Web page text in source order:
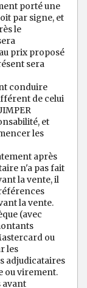
porté une
par signe, et
le
prix proposé
sera
conduire
de celui
et
les
après
n'a pas fait
la vente, il
la vente.
(avec
ou
les
adjudicataires
ou virement.
avant